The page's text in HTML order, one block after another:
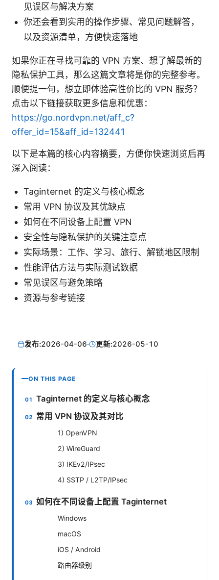
见误区与解决方案
你还会看到实用的操作步骤、常见问题解答，
以及资源清单，方便快速落地
如果你正在寻找可靠的 VPN 方案、想了解最新的
隐私保护工具，那么这篇文章将是你的完整参考。
顺便提一句，想立即体验高性价比的 VPN 服务？
点击以下链接获取更多信息和优惠：
https://go.nordvpn.net/aff_c?
offer_id=15&aff_id=132441
以下是本篇的核心内容摘要，方便你快速浏览后再
深入阅读：
Taginternet 的定义与核心概念
常用 VPN 协议及其优缺点
如何在不同设备上配置 VPN
安全性与隐私保护的关键注意点
实际场景：工作、学习、旅行、解锁地区限制
性能评估方法与实际测试数据
常见误区与避免策略
资源与参考链接
发布:2026-04-06· 更新:2026-05-10
ON THIS PAGE
Taginternet 的定义与核心概念
常用 VPN 协议及其对比
1) OpenVPN
2) WireGuard
3) IKEv2/IPsec
4) SSTP / L2TP/IPsec
如何在不同设备上配置 Taginternet
Windows
macOS
iOS / Android
路由器级别